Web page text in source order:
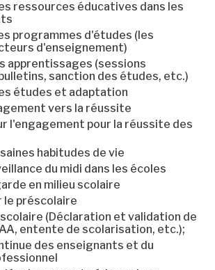
ressources éducatives dans les
programmes d'études (les
d'enseignement)
apprentissages (sessions
sanction des études, etc.)
études et adaptation
vers la réussite
l'engagement pour la réussite des
habitudes de vie
du midi dans les écoles
en milieu scolaire
le préscolaire
(Déclaration et validation de
entente de scolarisation, etc.);
des enseignants et du